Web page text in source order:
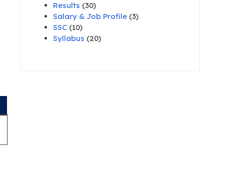
Results (30)
Salary & Job Profile (3)
SSC (10)
Syllabus (20)